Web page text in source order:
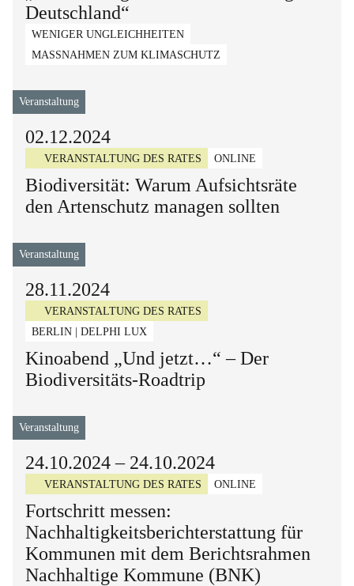
WENIGER UNGLEICHHEITEN
MASSNAHMEN ZUM KLIMASCHUTZ
Deutschland“
Veranstaltung
02.12.2024
VERANSTALTUNG DES RATES ONLINE
Biodiversität: Warum Aufsichtsräte
den Artenschutz managen sollten
Veranstaltung
28.11.2024
VERANSTALTUNG DES RATES
BERLIN | DELPHI LUX
Kinoabend „Und jetzt…“ – Der
Biodiversitäts-Roadtrip
Veranstaltung
24.10.2024– 24.10.2024
VERANSTALTUNG DES RATES ONLINE
Fortschritt messen:
Nachhaltigkeitsberichterstattung für
Kommunen mit dem Berichtsrahmen
Nachhaltige Kommune (BNK)